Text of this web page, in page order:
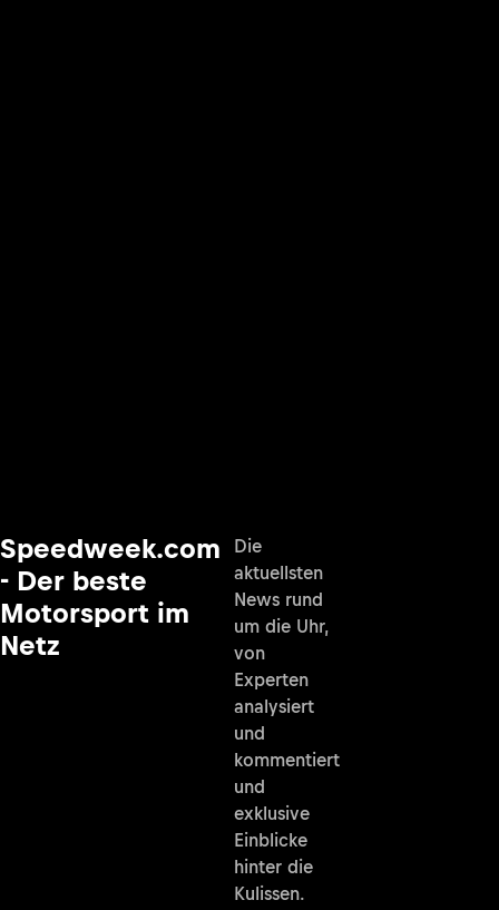
Speedweek.com
- Der beste
Motorsport im
Netz
Die
aktuellsten
News rund
um die Uhr,
von
Experten
analysiert
und
kommentiert
und
exklusive
Einblicke
hinter die
Kulissen.